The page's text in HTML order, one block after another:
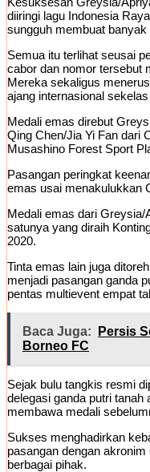
diiringi lagu Indonesia
sungguh membuat
Semua itu terlihat seusai
cabor dan nomor tersebut
Mereka sekaligus
ajang internasional
Medali emas direbut
Qing Chen/Jia Yi Fan dari
Musashino Forest Sport
Pasangan peringkat
emas usai menakulukkan
Medali emas dari
satunya yang diraih
2020.
Tinta emas lain juga
menjadi pasangan ganda
pentas multievent empat
Baca Juga:
Persis
Borneo FC
Sejak bulu tangkis resmi
delegasi ganda putri tanah
membawa medali
Sukses menghadirkan
pasangan dengan
berbagai pihak.